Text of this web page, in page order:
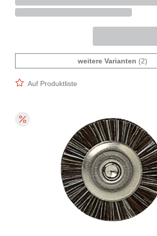
weitere Varianten (2)
Auf Produktliste